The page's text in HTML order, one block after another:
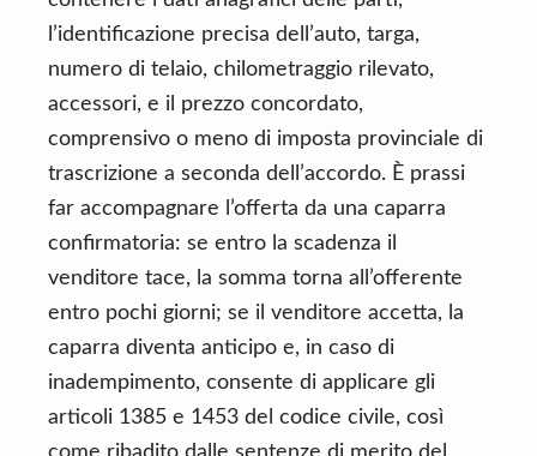
l’identificazione precisa dell’auto, targa,
numero di telaio, chilometraggio rilevato,
accessori, e il prezzo concordato,
comprensivo o meno di imposta provinciale di
trascrizione a seconda dell’accordo. È prassi
far accompagnare l’offerta da una caparra
confirmatoria: se entro la scadenza il
venditore tace, la somma torna all’offerente
entro pochi giorni; se il venditore accetta, la
caparra diventa anticipo e, in caso di
inadempimento, consente di applicare gli
articoli 1385 e 1453 del codice civile, così